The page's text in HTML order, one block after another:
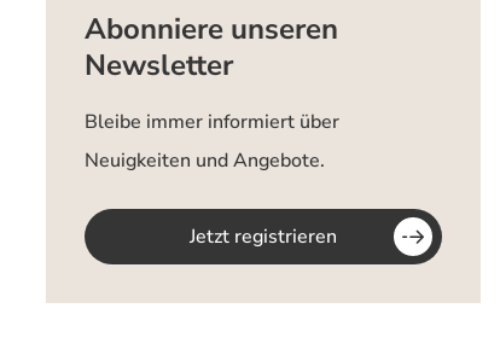
Abonniere unseren
Newsletter
Bleibe immer informiert über
Neuigkeiten und Angebote.
Jetzt registrieren